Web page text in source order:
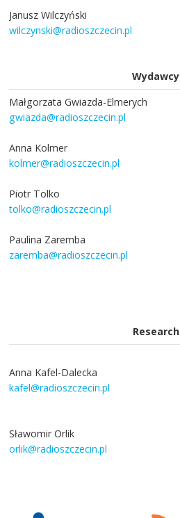
Janusz Wilczyński
wilczynski@radioszczecin.pl
Wydawcy
Małgorzata Gwiazda-Elmerych
gwiazda@radioszczecin.pl
Anna Kolmer
kolmer@radioszczecin.pl
Piotr Tolko
tolko@radioszczecin.pl
Paulina Zaremba
zaremba@radioszczecin.pl
Research
Anna Kafel-Dalecka
kafel@radioszczecin.pl
Sławomir Orlik
orlik@radioszczecin.pl